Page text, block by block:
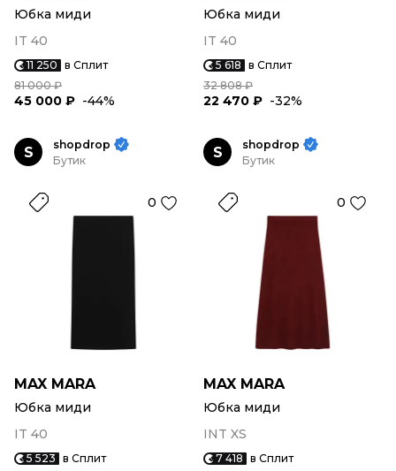
Юбка миди
IT 40
11 250 в Сплит
81 000 ₽
45 000 ₽ -44%
Юбка миди
IT 40
5 618 в Сплит
32 808 ₽
22 470 ₽ -32%
S
shopdrop
Бутик
0
MAX MARA
Юбка миди
IT 40
5 523 в Сплит
S
shopdrop
Бутик
0
MAX MARA
Юбка миди
INT XS
7 418 в Сплит